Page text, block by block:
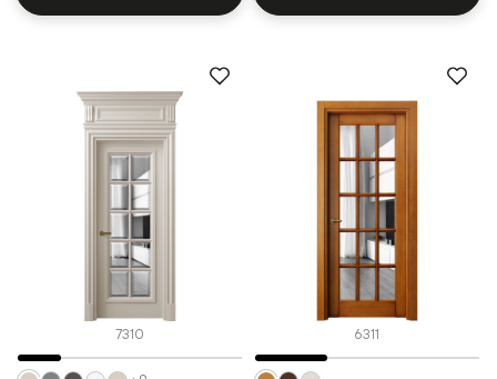
7310 6311